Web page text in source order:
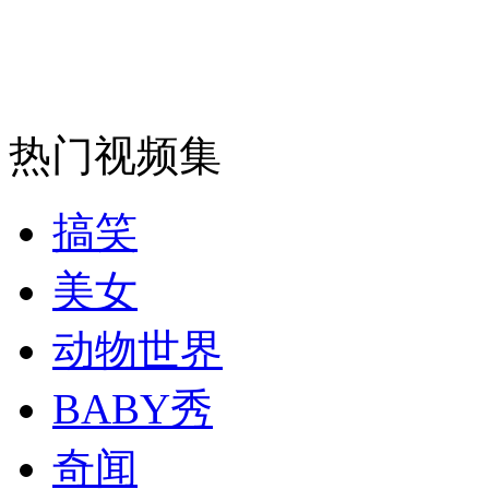
消防员救轻生者 花炮节热闹非凡
纽约上演“枕头大战”
司机酒驾遇交警 急速倒车逃窜
热门视频集
搞笑
美女
动物世界
BABY秀
奇闻